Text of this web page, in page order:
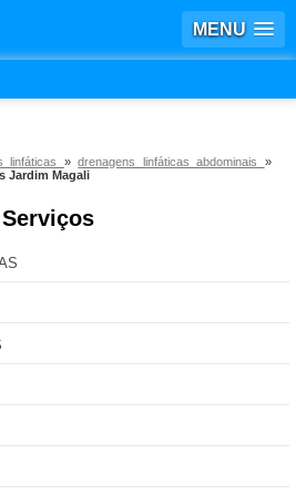
MENU
linfáticas »drenagens linfáticas abdominais »
Jardim Magali
Serviços